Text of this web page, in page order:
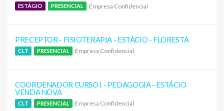
ESTÁGIO PRESENCIAL Empresa Confidencial
PRECEPTOR - FISIOTERAPIA - ESTÁCIO - FLORESTA
CLT PRESENCIAL Empresa Confidencial
COORDENADOR CURSO I - PEDAGOGIA - ESTÁCIO
VENDA NOVA
CLT PRESENCIAL Empresa Confidencial